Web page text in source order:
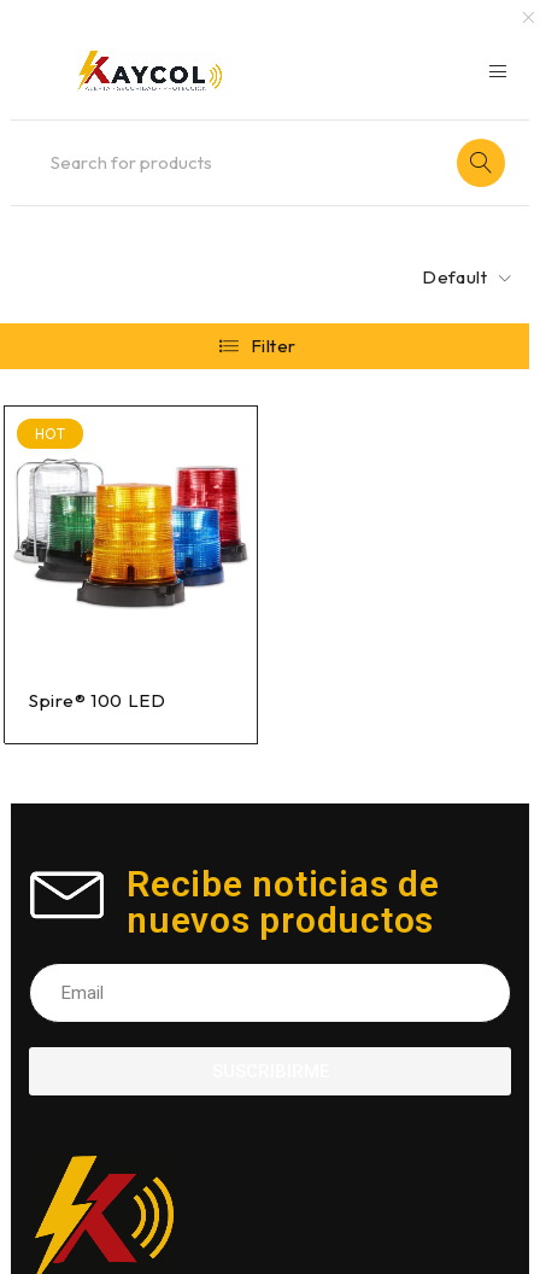
Default
Filter
HOT
Spire® 100 LED
Recibe noticias de
nuevos productos